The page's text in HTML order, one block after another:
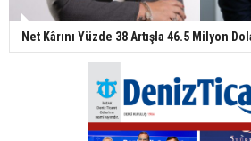
Net Kârını Yüzde 38 Artışla 46.5 Milyon